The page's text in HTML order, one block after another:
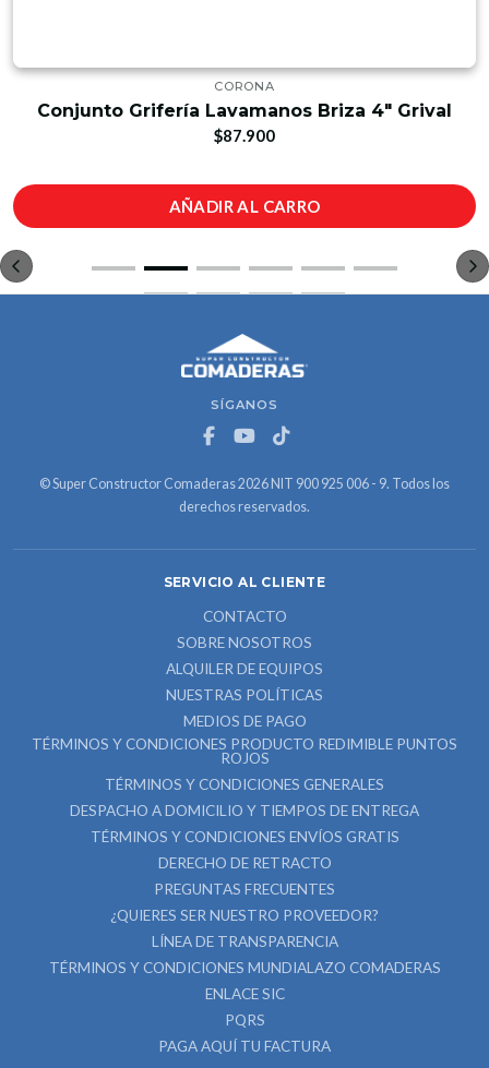
CORONA
Conjunto Grifería Lavamanos Briza 4" Grival
$87.900
AÑADIR AL CARRO
SÍGANOS
© Super Constructor Comaderas 2026 NIT 900 925 006 - 9. Todos los
derechos reservados.
SERVICIO AL CLIENTE
CONTACTO
SOBRE NOSOTROS
ALQUILER DE EQUIPOS
NUESTRAS POLÍTICAS
MEDIOS DE PAGO
TÉRMINOS Y CONDICIONES PRODUCTO REDIMIBLE PUNTOS
ROJOS
TÉRMINOS Y CONDICIONES GENERALES
DESPACHO A DOMICILIO Y TIEMPOS DE ENTREGA
TÉRMINOS Y CONDICIONES ENVÍOS GRATIS
DERECHO DE RETRACTO
PREGUNTAS FRECUENTES
¿QUIERES SER NUESTRO PROVEEDOR?
LÍNEA DE TRANSPARENCIA
TÉRMINOS Y CONDICIONES MUNDIALAZO COMADERAS
ENLACE SIC
PQRS
PAGA AQUÍ TU FACTURA